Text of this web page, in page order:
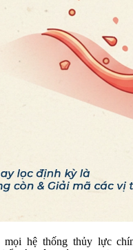
hệ thống thủy lực